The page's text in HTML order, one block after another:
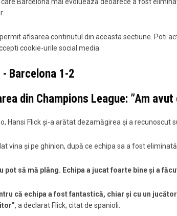
afisarea continutul din aceasta sectiune. Poti
cookie-urile social media
Barcelona 1-2
din Champions League: ”Am avut
Hansi Flick și-a arătat dezamăgirea și a recunoscut
vina și pe ghinion, după ce echipa sa a fost
pot să mă plâng. Echipa a jucat foarte bine și a
că echipa a fost fantastică, chiar și cu un
, a declarat Flick, citat de spanioli.